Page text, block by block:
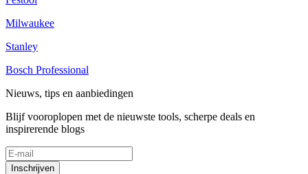
Milwaukee
Stanley
Bosch Professional
Nieuws, tips en aanbiedingen
Blijf vooroplopen met de nieuwste tools, scherpe deals en
inspirerende blogs
Inschrijven